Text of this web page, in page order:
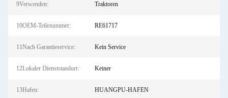
9Verwenden: Traktoren
10OEM-Teilenummer: RE61717
11Nach Garantieservice: Kein Service
12Lokaler Dienststandort: Keiner
13Hafen: HUANGPU-HAFEN